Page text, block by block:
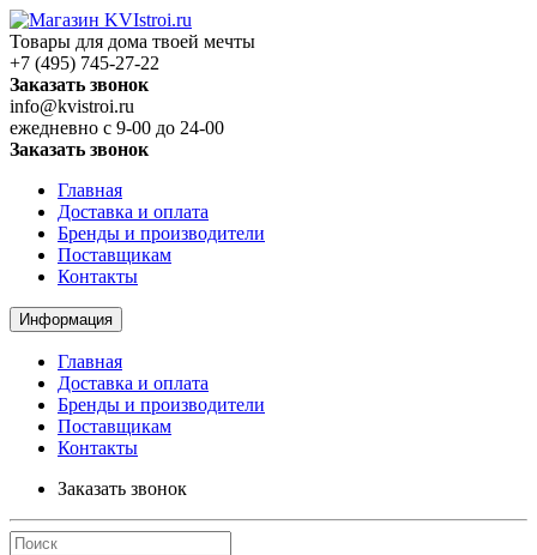
Товары для дома твоей мечты
+7 (495) 745-27-22
Заказать звонок
info@kvistroi.ru
ежедневно с 9-00 до 24-00
Заказать звонок
Главная
Доставка и оплата
Бренды и производители
Поставщикам
Контакты
Информация
Главная
Доставка и оплата
Бренды и производители
Поставщикам
Контакты
Заказать звонок